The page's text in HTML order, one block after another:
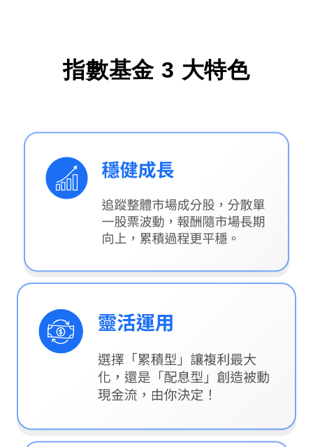
指數基金 3 大特色